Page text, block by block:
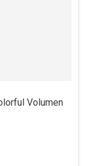
Volumen